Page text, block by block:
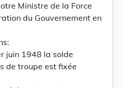
Ministre de la Force
du Gouvernement en
juin 1948 la solde
de troupe est fixée